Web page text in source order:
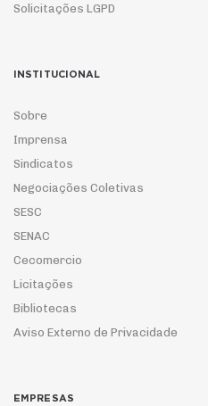
Solicitações LGPD
INSTITUCIONAL
Sobre
Imprensa
Sindicatos
Negociações Coletivas
SESC
SENAC
Cecomercio
Licitações
Bibliotecas
Aviso Externo de Privacidade
EMPRESAS